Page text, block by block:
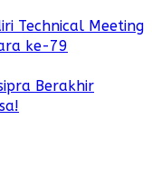
Technical Meeting
ke-79
Berakhir